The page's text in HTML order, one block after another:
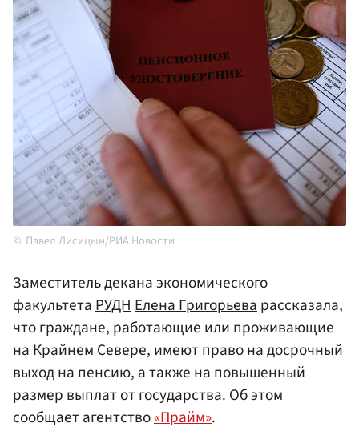
Павел Лисицын/РИА Новости
Заместитель декана экономического
факультетаРУДНЕлена Григорьеварассказала,
что граждане, работающие или проживающие
на Крайнем Севере, имеют право на досрочный
выход на пенсию, а также на повышенный
размер выплат от государства. Об этом
сообщает агентство«Прайм».